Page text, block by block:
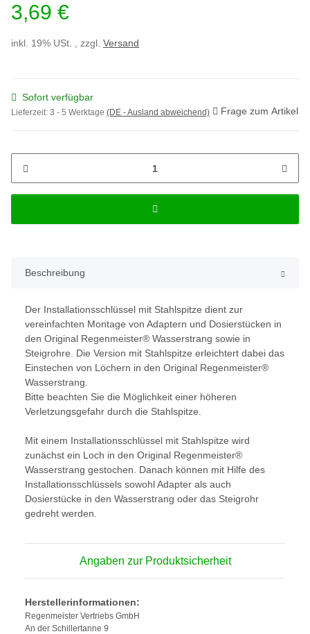
3,69 €
inkl. 19% USt. , zzgl. Versand
Sofort verfügbar
Lieferzeit: 3 - 5 Werktage (DE - Ausland abweichend) Frage zum Artikel
Beschreibung
Der Installationsschlüssel mit Stahlspitze dient zur
vereinfachten Montage von Adaptern und Dosierstücken in
den Original Regenmeister® Wasserstrang sowie in
Steigrohre. Die Version mit Stahlspitze erleichtert dabei das
Einstechen von Löchern in den Original Regenmeister®
Wasserstrang.
Bitte beachten Sie die Möglichkeit einer höheren
Verletzungsgefahr durch die Stahlspitze.
Mit einem Installationsschlüssel mit Stahlspitze wird
zunächst ein Loch in den Original Regenmeister®
Wasserstrang gestochen. Danach können mit Hilfe des
Installationsschlüssels sowohl Adapter als auch
Dosierstücke in den Wasserstrang oder das Steigrohr
gedreht werden.
Angaben zur Produktsicherheit
Herstellerinformationen:
Regenmeister Vertriebs GmbH
An der Schillertanne 9